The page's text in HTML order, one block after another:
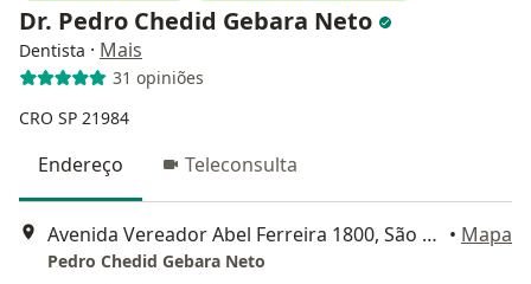
Dr. Pedro Chedid Gebara Neto
Dentista · Mais
31 opiniões
CRO SP 21984
Endereço Teleconsulta
Avenida Vereador Abel Ferreira 1800, São Paulo • Mapa
Pedro Chedid Gebara Neto